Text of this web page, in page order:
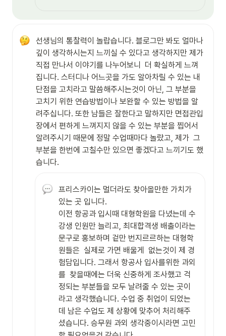
선생님의 통찰력이 놀랍습니다. 블로그만 봐도 얼마나
깊이 생각하시는지 느끼실 수 있다고 생각하지만 제가
직접 만나서 이야기를 나누어보니  더 확실하게 느껴
집니다. 스터디나 어느곳을 가도 알아차릴 수 있는 내
단점을 고치라고 말씀해주시는것이 아닌, 그 부분을
고치기 위한 연습방법이나 보완할 수 있는 방법을 알
려주십니다. 또한 남들은 잘한다고 말하지만 면접관입
장에서 편하게 느껴지지 않을 수 있는 부분을 찝어서
알려주시기 때문에 정말 수업때마다 놀랐고, 제가  그
부분을 한번에 고칠수만 있으면 좋겠다고 느끼기도 했
습니다.
프리스카이는 멀더라도 찾아올만한 가치가
있는 곳 입니다.
이전 항공과 입시때 대형학원을 다녔는데 수
강생 인원만 늘리고, 최대합격생 배출이라는
문구로 홍보하며 겉만 번지르르하는 대형학
원들은  실제로 가면 배울게  없는것이 제 경
험담입니다. 그래서 항공사 입사를위한 과외
를  찾을때에는 더욱 신중하게 조사했고 걱
정되는 부분들을 모두 날려줄 수 있는 곳이
라고 생각했습니다. 수업 중 취업이 되었는
데 남은 수업도 제 상황에 맞추어 처리해주
셨습니다. 승무원 과외 생각중이시라면 고민